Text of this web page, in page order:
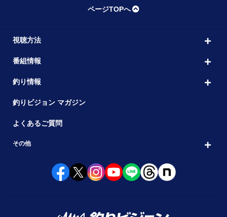
ページTOPへ
視聴方法
番組情報
釣り情報
釣りビジョン マガジン
よくあるご質問
その他